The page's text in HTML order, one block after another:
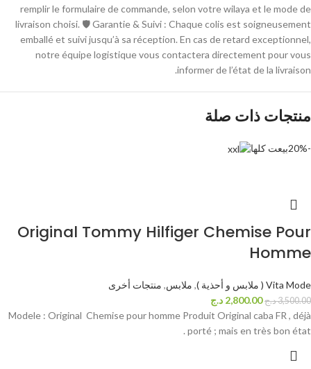
remplir le formulaire de commande, selon votre wilaya et le mode de
livraison choisi. 🛡 Garantie & Suivi : Chaque colis est soigneusement
emballé et suivi jusqu’à sa réception. En cas de retard exceptionnel,
notre équipe logistique vous contactera directement pour vous
informer de l’état de la livraison.
منتجات ذات صلة
-20% بيعت كلها
Original Tommy Hilfiger Chemise Pour
Homme
Vita Mode ( ملابس و أحذية ) , ملابس, منتجات أخرى
3,500.00د.ج 2,800.00 د.ج
Modele : Original Chemise pour homme Produit Original caba FR , déjà
porté ; mais en très bon état .